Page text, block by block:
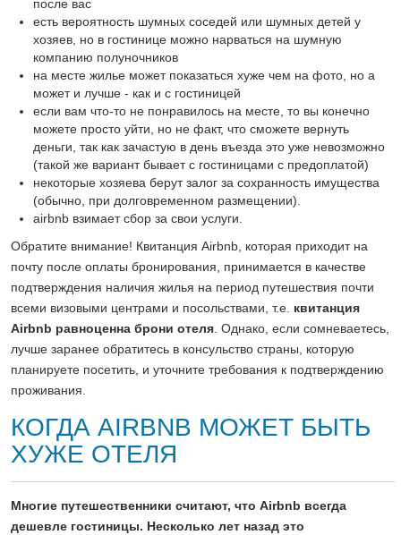
после вас
есть вероятность шумных соседей или шумных детей у
хозяев, но в гостинице можно нарваться на шумную
компанию полуночников
на месте жилье может показаться хуже чем на фото, но а
может и лучше - как и с гостиницей
если вам что-то не понравилось на месте, то вы конечно
можете просто уйти, но не факт, что сможете вернуть
деньги, так как зачастую в день въезда это уже невозможно
(такой же вариант бывает с гостиницами с предоплатой)
некоторые хозяева берут залог за сохранность имущества
(обычно, при долговременном размещении).
airbnb взимает сбор за свои услуги.
Обратите внимание! Квитанция Airbnb, которая приходит на
почту после оплаты бронирования, принимается в качестве
подтверждения наличия жилья на период путешествия почти
всеми визовыми центрами и посольствами, т.е. квитанция
Airbnb равноценна брони отеля . Однако, если сомневаетесь,
лучше заранее обратитесь в консульство страны, которую
планируете посетить, и уточните требования к подтверждению
проживания.
КОГДА AIRBNB МОЖЕТ БЫТЬ
ХУЖЕ ОТЕЛЯ
Многие путешественники считают, что Airbnb всегда
дешевле гостиницы. Несколько лет назад это